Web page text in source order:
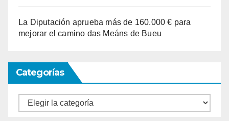
La Diputación aprueba más de 160.000 € para
mejorar el camino das Meáns de Bueu
Categorías
Categorías